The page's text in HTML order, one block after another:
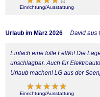
Einrichtung/Ausstattung
Urlaub im März 2026 David aus
Einfach eine tolle FeWo! Die
unschlagbar. Auch für
Urlaub machen! LG aus der
Einrichtung/Ausstattung